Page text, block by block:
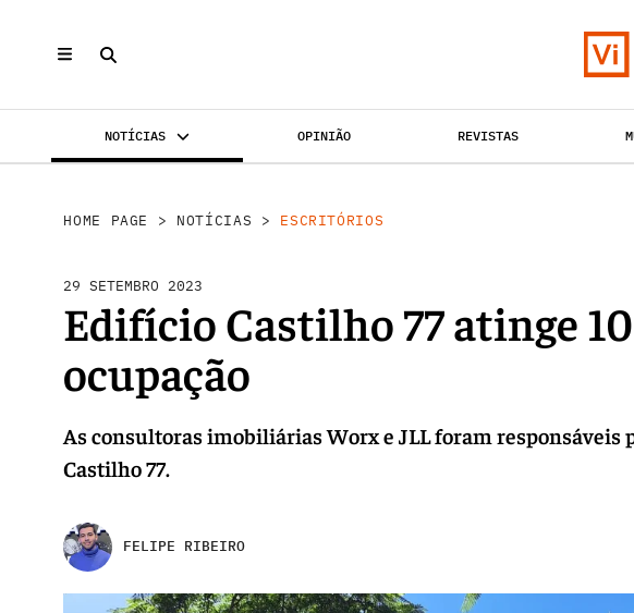
NOTÍCIAS OPINIÃO REVISTAS
HOME PAGE > NOTÍCIAS > ESCRITÓRIOS
29 SETEMBRO 2023
Edifício Castilho 77 atinge
ocupação
As consultoras imobiliárias Worx e JLL foram responsáveis
Castilho 77.
FELIPE RIBEIRO